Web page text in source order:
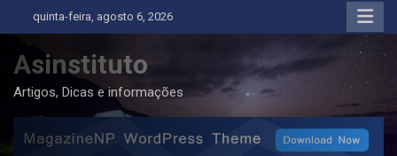
to
content
quinta-feira, agosto 6, 2026
Asinstituto
Artigos, Dicas e informações